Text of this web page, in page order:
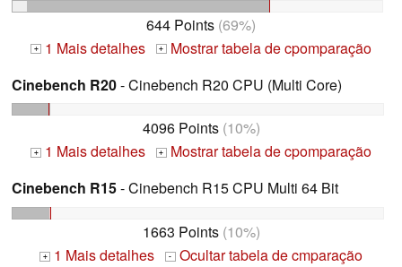
644 Points (69%)
+ 1 Mais detalhes + Mostrar tabela de cpomparação
Cinebench R20- Cinebench R20 CPU (Multi Core)
4096 Points(10%)
+ 1 Mais detalhes + Mostrar tabela de cpomparação
Cinebench R15- Cinebench R15 CPU Multi 64 Bit
1663 Points(10%)
+ 1 Mais detalhes - Ocultar tabela de cmparação